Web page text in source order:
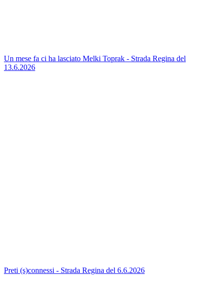
Un mese fa ci ha lasciato Melki Toprak - Strada Regina del
13.6.2026
Preti (s)connessi - Strada Regina del 6.6.2026